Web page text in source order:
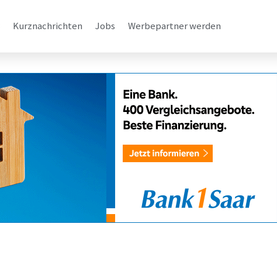
Kurznachrichten Jobs Werbepartner werden